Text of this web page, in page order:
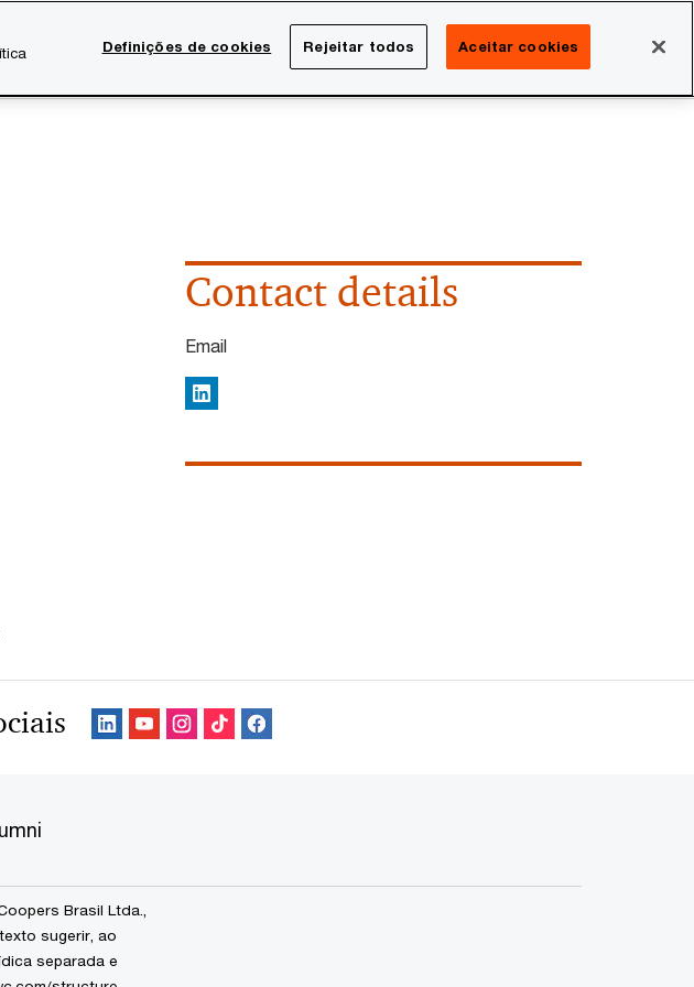
Sala de imprensa
Contact details
Email
LinkedIn
Brasil Ltda.,
sugerir, ao
separada e
Definições de cookies Rejeitar todos Aceitar cookies